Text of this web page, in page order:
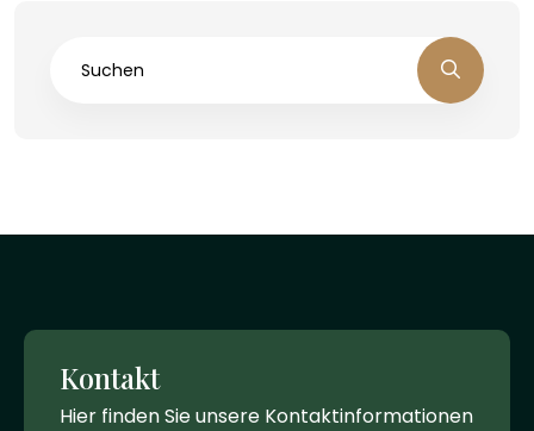
Kontakt
Hier finden Sie unsere Kontaktinformationen